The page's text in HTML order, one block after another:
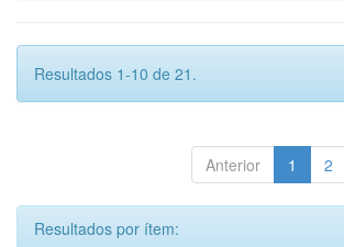
Resultados 1-10 de 21.
Anterior 1 2
Resultados por ítem: